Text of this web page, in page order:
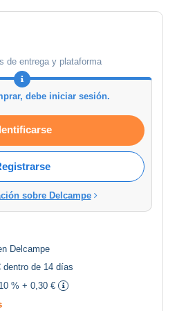
de entrega y plataforma
debe iniciar sesión.
sobre Delcampe
Delcampe
dentro de 14 días
10 % + 0,30 €